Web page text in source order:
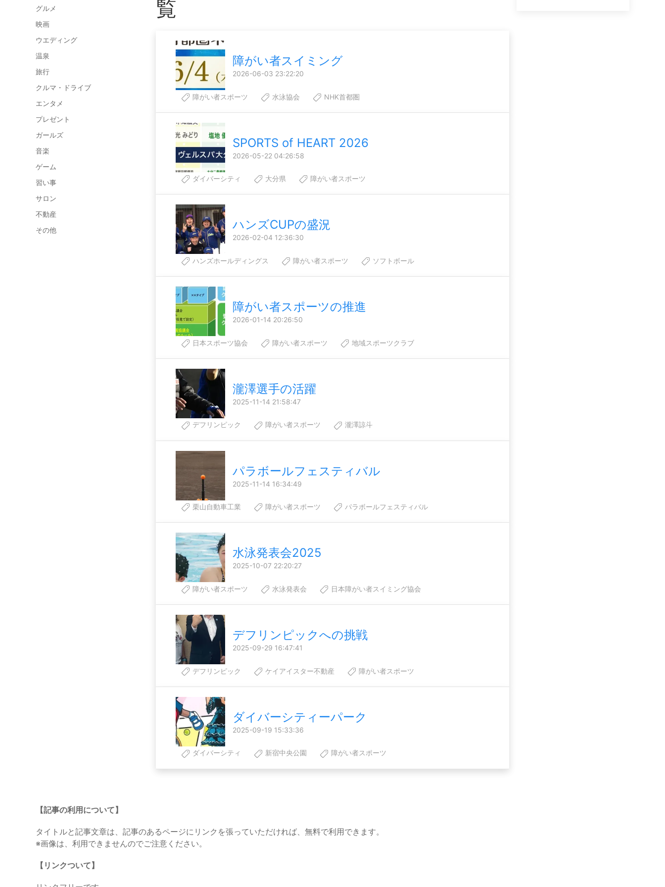
グルメ
映画
ウエディング
温泉
旅行
クルマ・ドライブ
エンタメ
プレゼント
ガールズ
音楽
ゲーム
習い事
サロン
不動産
その他
覧
障がい者スイミング
2026-06-03 23:22:20
障がい者スポーツ 水泳協会 NHK首都圏
SPORTS of HEART 2026
2026-05-22 04:26:58
ダイバーシティ 大分県 障がい者スポーツ
ハンズCUPの盛況
2026-02-04 12:36:30
ハンズホールディングス 障がい者スポーツ ソフトボール
障がい者スポーツの推進
2026-01-14 20:26:50
日本スポーツ協会 障がい者スポーツ 地域スポーツクラブ
瀧澤選手の活躍
2025-11-14 21:58:47
デフリンピック 障がい者スポーツ 瀧澤諒斗
パラボールフェスティバル
2025-11-14 16:34:49
栗山自動車工業 障がい者スポーツ パラボールフェスティバル
水泳発表会2025
2025-10-07 22:20:27
障がい者スポーツ 水泳発表会 日本障がい者スイミング協会
デフリンピックへの挑戦
2025-09-29 16:47:41
デフリンピック ケイアイスター不動産 障がい者スポーツ
ダイバーシティーパーク
2025-09-19 15:33:36
ダイバーシティ 新宿中央公園 障がい者スポーツ
【記事の利用について】
タイトルと記事文章は、記事のあるページにリンクを張っていただければ、無料で利用できます。
※画像は、利用できませんのでご注意ください。
【リンクついて】